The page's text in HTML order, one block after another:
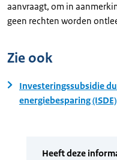
aanvraagt, om in
geen rechten worden
Zie ook
Investeringssubsidie
energiebesparing (ISDE)